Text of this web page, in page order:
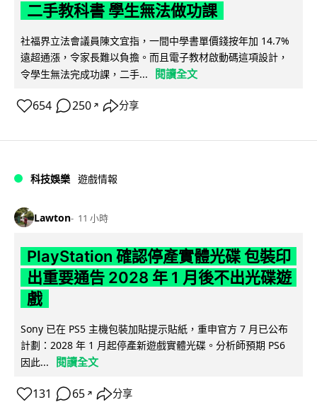
二手教科書 學生無法做功課
社福界立法會議員陳文宜指，一間中學書單價錢按年加 14.7%
遠超通漲，令家長難以負擔。而且電子教材啟動碼這項設計，
令學生無法完成功課，二手...
閱讀全文
654 250 ↗ 分享
科技娛樂 遊戲情報
Lawton 11 小時
PlayStation 確認停產實體光碟 包裝印
出重要通告 2028 年 1 月後不出光碟遊
戲
Sony 已在 PS5 主機包裝加貼提示貼紙，重申官方 7 月已公布
計劃：2028 年 1 月起停產新遊戲實體光碟。分析師預期 PS6
因此...
閱讀全文
131 65 ↗ 分享